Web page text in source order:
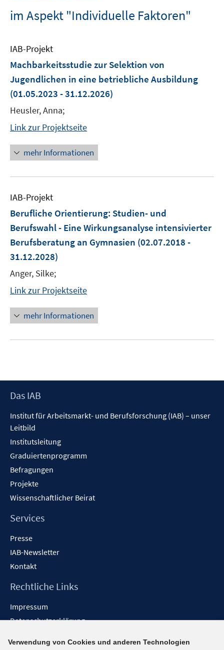
im Aspekt "Individuelle Faktoren"
IAB-Projekt
Machbarkeitsstudie zur Selektion von
Jugendlichen in eine betriebliche Ausbildung
(01.05.2023 - 31.12.2026)
Heusler, Anna;
Link zur Projektseite
mehr Informationen
IAB-Projekt
Berufliche Orientierung: Studien- und
Berufswahl - Eine Wirkungsanalyse intensivierter
Berufsberatung an Gymnasien (02.07.2018 -
31.12.2028)
Anger, Silke;
Link zur Projektseite
mehr Informationen
Footer
Das IAB
Institut für Arbeitsmarkt- und Berufsforschung (IAB) – unser
Leitbild
Institutsleitung
Graduiertenprogramm
Befragungen
Projekte
Wissenschaftlicher Beirat
Services
Presse
IAB-Newsletter
Kontakt
Rechtliche Links
Impressum
Datenschutzerklärung
Verwendung von Cookies und anderen Technologien